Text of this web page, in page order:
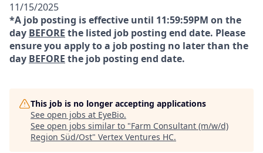
11/15/2025
*A job posting is effective until 11:59:59PM on the
day BEFORE the listed job posting end date. Please
ensure you apply to a job posting no later than the
day BEFORE the job posting end date.
This job is no longer accepting applications
See open jobs at EyeBio.
See open jobs similar to "Farm Consultant (m/w/d)
Region Süd/Ost" Vertex Ventures HC.